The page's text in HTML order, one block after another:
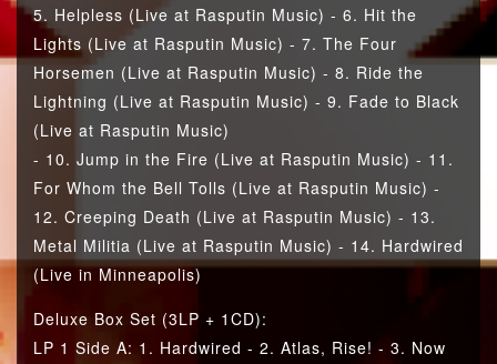
5. Helpless (Live at Rasputin Music) - 6. Hit the
Lights (Live at Rasputin Music) - 7. The Four
Horsemen (Live at Rasputin Music) - 8. Ride the
Lightning (Live at Rasputin Music) - 9. Fade to Black
(Live at Rasputin Music)
- 10. Jump in the Fire (Live at Rasputin Music) - 11.
For Whom the Bell Tolls (Live at Rasputin Music) -
12. Creeping Death (Live at Rasputin Music) - 13.
Metal Militia (Live at Rasputin Music) - 14. Hardwired
(Live in Minneapolis)
Deluxe Box Set (3LP + 1CD):
LP 1 Side A: 1. Hardwired - 2. Atlas, Rise! - 3. Now